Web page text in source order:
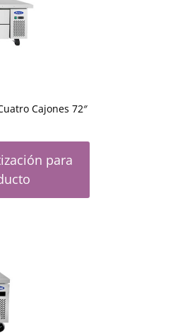
Cajones 72″
para